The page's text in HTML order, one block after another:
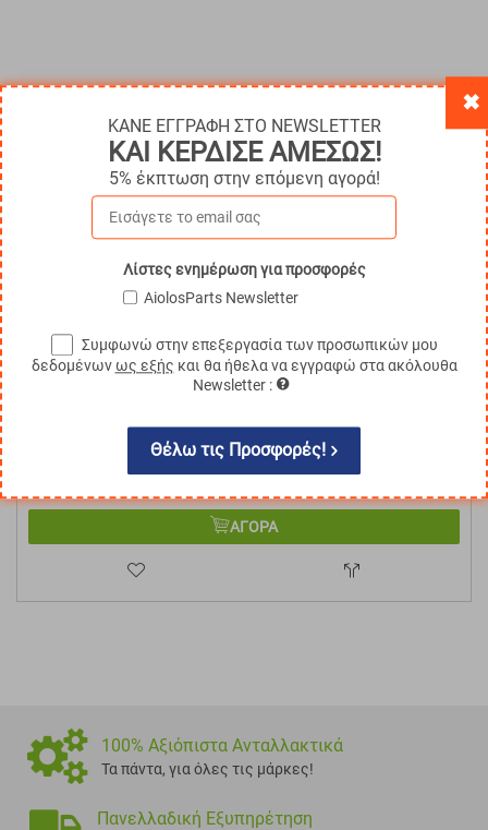
Ελαστικό Διαιρούμενης ζάντας περονοφόρου 18x7-8 Μαύρο
ΑΓΟΡΑ
100% Αξιόπιστα Ανταλλακτικά
Τα πάντα, για όλες τις μάρκες!
Πανελλαδική Εξυπηρέτηση
✖
ΚΑΝΕ ΕΓΓΡΑΦΗ ΣΤΟ NEWSLETTER
ΚΑΙ ΚΕΡΔΙΣΕ ΑΜΕΣΩΣ!
5% έκπτωση στην επόμενη αγορά!
Λίστες ενημέρωση για προσφορές
AiolosParts Newsletter
Συμφωνώ στην επεξεργασία των προσωπικών μου
δεδομένωνως εξής και θα ήθελα να εγγραφώ στα ακόλουθα
Newsletter :
Θέλω τις Προσφορές!